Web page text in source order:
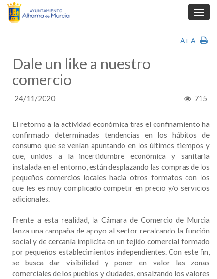
A+ A-
Dale un like a nuestro
comercio
24/11/2020 715
El retorno a la actividad económica tras el confinamiento ha
confirmado determinadas tendencias en los hábitos de
consumo que se venían apuntando en los últimos tiempos y
que, unidos a la incertidumbre económica y sanitaria
instalada en el entorno, están desplazando las compras de los
pequeños comercios locales hacia otros formatos con los
que les es muy complicado competir en precio y/o servicios
adicionales.
Frente a esta realidad, la Cámara de Comercio de Murcia
lanza una campaña de apoyo al sector recalcando la función
social y de cercanía implícita en un tejido comercial formado
por pequeños establecimientos independientes. Con este fin,
se busca dar visibilidad y poner en valor las zonas
comerciales de los pueblos y ciudades, ensalzando los valores